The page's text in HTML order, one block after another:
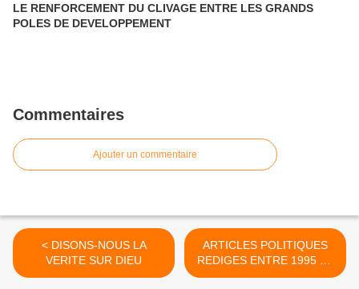
LE RENFORCEMENT DU CLIVAGE ENTRE LES GRANDS
POLES DE DEVELOPPEMENT
Commentaires
Ajouter un commentaire
< DISONS-NOUS LA
VERITE SUR DIEU
ARTICLES POLITIQUES
REDIGES ENTRE 1995 ET
2000 >